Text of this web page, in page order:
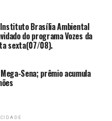
das Cavalhadas, Crixás
de Anápolis ganha prêmio
Brasília Ambiental
do programa Vozes da
sexta(07/08).
Sena; prêmio acumula